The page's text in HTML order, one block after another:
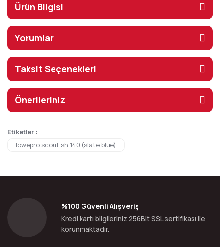
Ürün Bilgisi
Yorumlar
Taksit Seçenekleri
Önerileriniz
Etiketler :
lowepro scout sh 140 (slate blue)
%100 Güvenli Alışveriş
Kredi kartı bilgileriniz 256Bit SSL sertifikası ile
korunmaktadır.